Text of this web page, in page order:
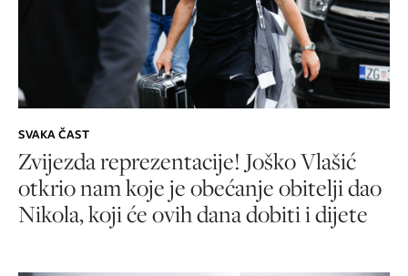
SVAKA ČAST
Zvijezda reprezentacije! Joško Vlašić
otkrio nam koje je obećanje obitelji dao
Nikola, koji će ovih dana dobiti i dijete